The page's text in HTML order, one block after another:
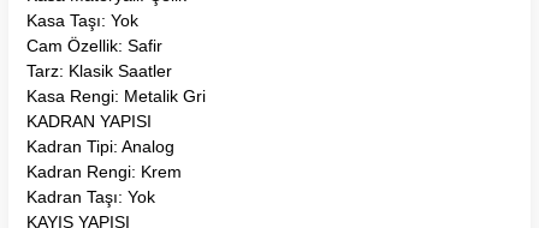
Kasa Taşı: Yok
Cam Özellik: Safir
Tarz: Klasik Saatler
Kasa Rengi: Metalik Gri
KADRAN YAPISI
Kadran Tipi: Analog
Kadran Rengi: Krem
Kadran Taşı: Yok
KAYIŞ YAPISI